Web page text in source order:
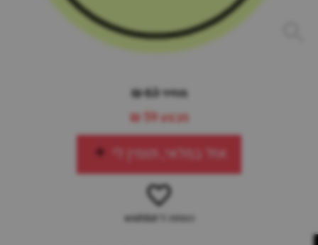
מחיר 63 ₪
מבצע59 ₪
אזל במלאי, תזמין לי
הוספה ל-wishlist